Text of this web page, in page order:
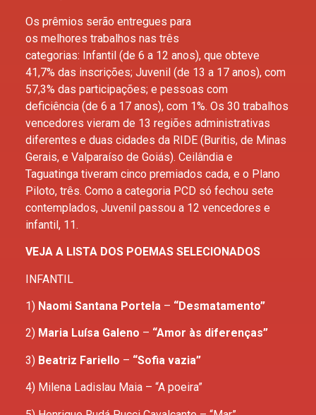
Os prêmios serão entregues para
os melhores trabalhos nas três
categorias: Infantil (de 6 a 12 anos), que obteve
41,7% das inscrições; Juvenil (de 13 a 17 anos), com
57,3% das participações; e pessoas com
deficiência (de 6 a 17 anos), com 1%. Os 30 trabalhos
vencedores vieram de 13 regiões administrativas
diferentes e duas cidades da RIDE (Buritis, de Minas
Gerais, e Valparaíso de Goiás). Ceilândia e
Taguatinga tiveram cinco premiados cada, e o Plano
Piloto, três. Como a categoria PCD só fechou sete
contemplados, Juvenil passou a 12 vencedores e
infantil, 11.
VEJA A LISTA DOS POEMAS SELECIONADOS
INFANTIL
1) Naomi Santana Portela​ – “Desmatamento”
2) Maria Luísa Galeno ​ – “Amor às diferenças”
3) Beatriz Fariello ​ – “Sofia vazia”
4) Milena Ladislau Maia​ – “A poeira”